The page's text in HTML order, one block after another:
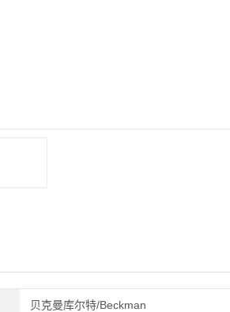
贝克曼库尔特/Beckman